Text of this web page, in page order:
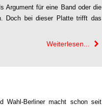
Argument für eine Band oder die
Doch bei dieser Platte trifft das
Weiterlesen...
Wahl-Berliner macht schon seit